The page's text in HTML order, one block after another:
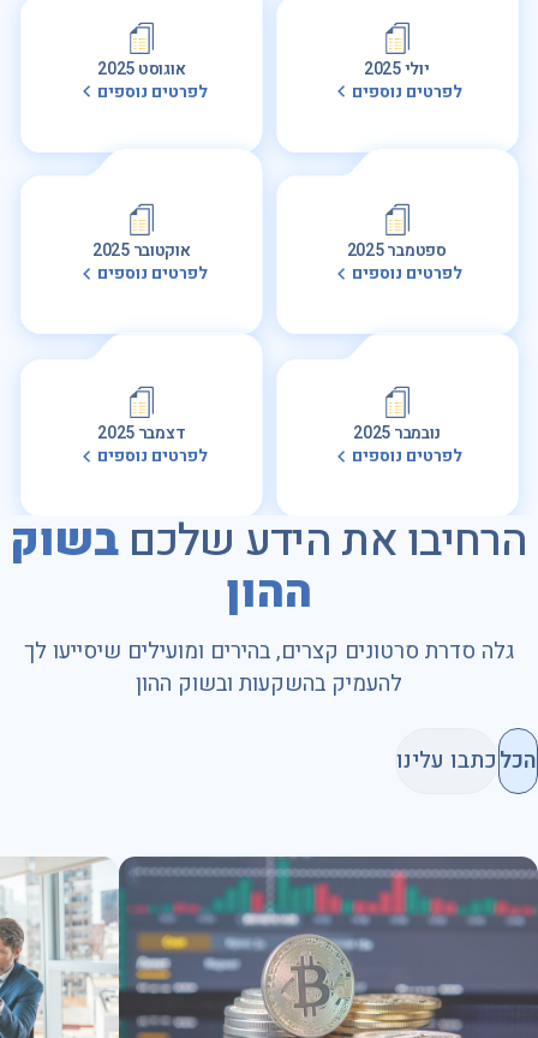
יולי 2025
לפרטים נוספים
אוגוסט 2025
לפרטים נוספים
ספטמבר 2025
לפרטים נוספים
אוקטובר 2025
לפרטים נוספים
נובמבר 2025
לפרטים נוספים
דצמבר 2025
לפרטים נוספים
הרחיבו את הידע שלכםבשוק
ההון
גלה סדרת סרטונים קצרים, בהירים ומועילים שיסייעו לך
להעמיק בהשקעות ובשוק ההון
הכלכתבו עלינו